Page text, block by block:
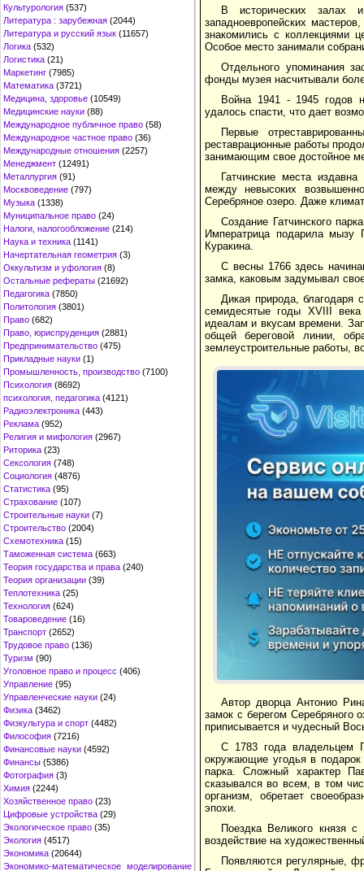
Культурология (537)
Литература : зарубежная (2044)
Литература и русский язык (11657)
Логика (532)
Логистика (21)
Маркетинг (7985)
Математика (3721)
Медицина, здоровье (10549)
Медицинские науки (88)
Международное публичное право (58)
Международное частное право (36)
Международные отношения (2257)
Менеджмент (12491)
Металлургия (91)
Москвоведение (797)
Музыка (1338)
Муниципальное право (24)
Налоги, налогообложение (214)
Наука и техника (1141)
Начертательная геометрия (3)
Оккультизм и уфология (8)
Остальные рефераты (21692)
Педагогика (7850)
Политология (3801)
Право (682)
Право, юриспруденция (2881)
Предпринимательство (475)
Прикладные науки (1)
Промышленность, производство (7100)
Психология (8692)
психология, педагогика (4121)
Радиоэлектроника (443)
Реклама (952)
Религия и мифология (2967)
Риторика (23)
Сексология (748)
Социология (4876)
Статистика (95)
Страхование (107)
Строительные науки (7)
Строительство (2004)
Схемотехника (15)
Таможенная система (663)
Теория государства и права (240)
Теория организации (39)
Теплотехника (25)
Технология (624)
Товароведение (16)
Транспорт (2652)
Трудовое право (136)
Туризм (90)
Уголовное право и процесс (406)
Управление (95)
Управленческие науки (24)
Физика (3462)
Физкультура и спорт (4482)
Философия (7216)
Финансовые науки (4592)
Финансы (5386)
Фотография (3)
Химия (2244)
Хозяйственное право (23)
Цифровые устройства (29)
Экологическое право (35)
Экология (4517)
Экономика (20644)
Экономико-математическое моделирование
В исторических залах
западноевропейских
знакомились с коллекциями
Особое место занимали
Отдельного упоминания
фонды музея насчитывали
Война 1941 - 1945 годов
удалось спасти, что дает
Первые
реставрационные работы
занимающим свое достойное
Гатчинские места
между невысоких
Серебряное озеро. Даже
Создание Гатчинского
Императрица подарила мызу
Куракина.
С весны 1766 здесь
замка, каковым задумывал
Дикая природа,
семидесятые годы XVIII века
идеалам и вкусам времени.
общей береговой линии,
землеустроительные работы,
Автор дворца Антонио
замок с берегом Серебряного
приписывается и чудесный
С 1783 года владельцем
окружающие угодья в подарок
парка. Сложный характер
сказывался во всем, в том
организм, обретает
эпохи.
Поездка Великого князя
воздействие на
Появляются регулярные,